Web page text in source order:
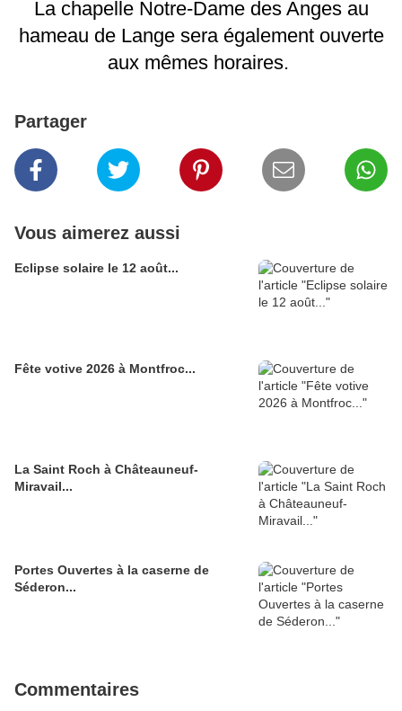
La chapelle Notre-Dame des Anges au
hameau de Lange sera également ouverte
aux mêmes horaires.
Partager
Vous aimerez aussi
Eclipse solaire le 12 août...
Fête votive 2026 à Montfroc...
La Saint Roch à Châteauneuf-
Miravail...
Portes Ouvertes à la caserne de
Séderon...
Commentaires